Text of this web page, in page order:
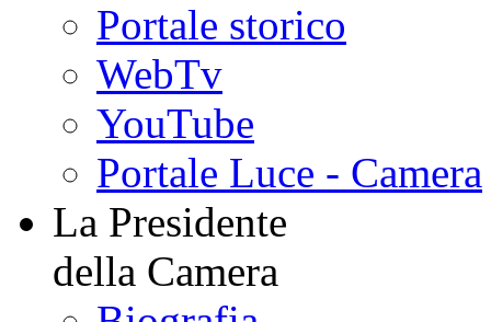
Portale storico
WebTv
YouTube
Portale Luce - Camera
La Presidente
della Camera